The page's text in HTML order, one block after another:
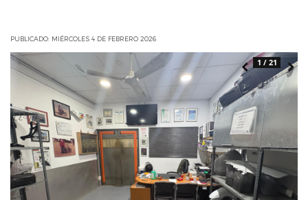
PUBLICADO: MIÉRCOLES 4 DE FEBRERO 2026
1 / 21